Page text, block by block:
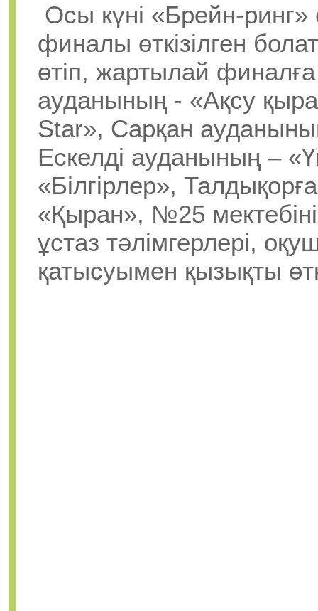
Осы күні «Брейн-
финалы өткізілген
өтіп, жартылай
ауданының - «Ақсу
Star», Сарқан
Ескелді ауданының –
«Білгірлер»,
«Қыран», №25
ұстаз тәлімгерлері,
қатысуымен қызықты